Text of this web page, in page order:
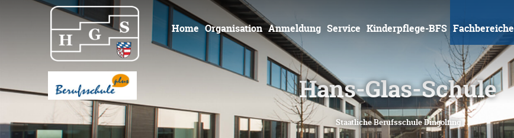
springen
Home Organisation Anmeldung Service Kinderpflege-BFS Fachbereiche
Hans-Glas-Schule
Staatliche Berufsschule Dingolfing